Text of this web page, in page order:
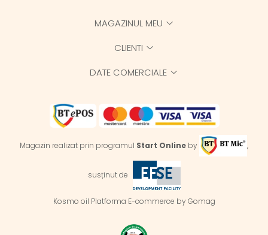
MAGAZINUL MEU
CLIENTI
DATE COMERCIALE
Magazin realizat prin programul Start Online by ,
susținut de
Kosmo oil Platforma E-commerce by Gomag